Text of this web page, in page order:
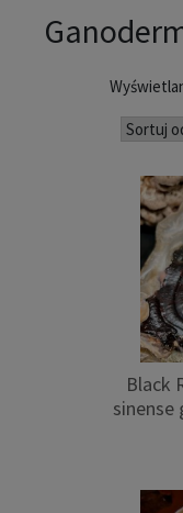
Black
sinense